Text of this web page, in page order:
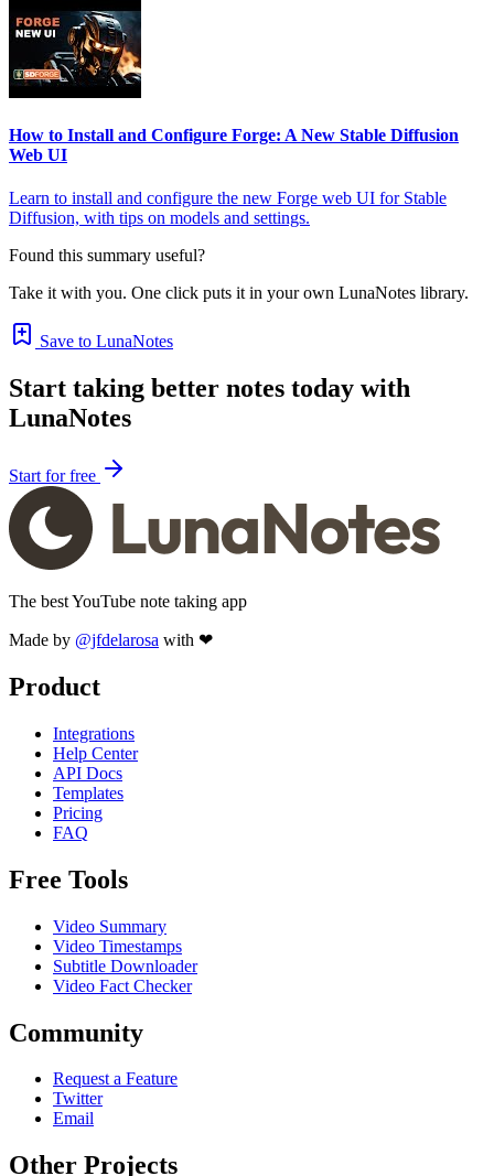
How to Install and Configure Forge: A New Stable Diffusion
Web UI
Learn to install and configure the new Forge web UI for Stable
Diffusion, with tips on models and settings.
Found this summary useful?
Take it with you. One click puts it in your own LunaNotes library.
Save to LunaNotes
Start taking better notes today with
LunaNotes
Start for free
The best YouTube note taking app
Made by @jfdelarosa with ❤
Product
Integrations
Help Center
API Docs
Templates
Pricing
FAQ
Free Tools
Video Summary
Video Timestamps
Subtitle Downloader
Video Fact Checker
Community
Request a Feature
Twitter
Email
Other Projects